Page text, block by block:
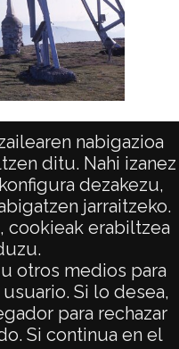
nabigazioa
ditu. Nahi izanez
dezakezu,
jarraitzeko.
cookieak erabiltzea
otros medios para
Si lo desea,
para rechazar
Si continua en el